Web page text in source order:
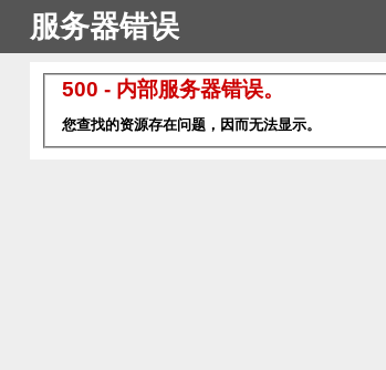
服务器错误
500 - 内部服务器错误。
您查找的资源存在问题，因而无法显示。